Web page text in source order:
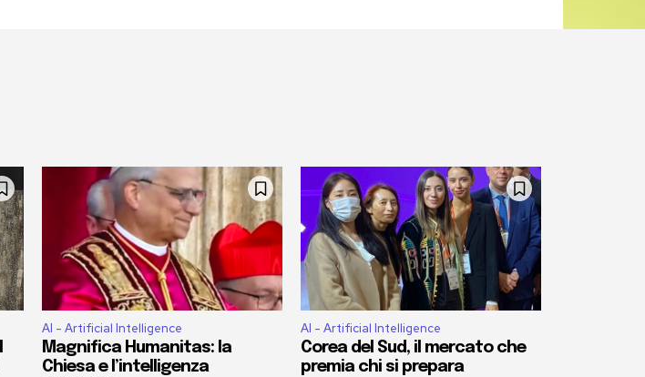
AI - Artificial Intelligence
Magnifica Humanitas: la
Chiesa e l’intelligenza
AI - Artificial Intelligence
Corea del Sud, il mercato che
premia chi si prepara